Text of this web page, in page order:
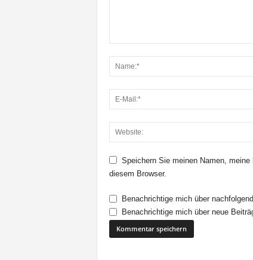
Speichern Sie meinen Namen,
diesem Browser.
Benachrichtige mich über
Benachrichtige mich über neue